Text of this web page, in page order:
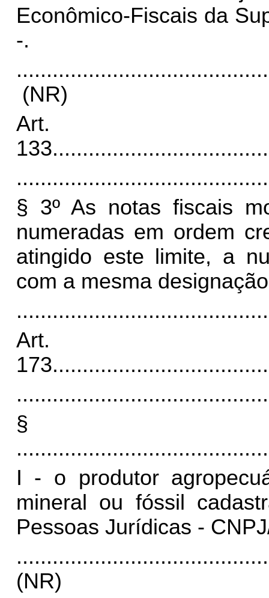
Econômico-Fiscais da
-.
(NR)
Art.
133
§ 3º As notas fiscais
numeradas em ordem
atingido este limite, a
com a mesma
Art.
173
§
I - o produtor
mineral ou fóssil
Pessoas Jurídicas -
(NR)